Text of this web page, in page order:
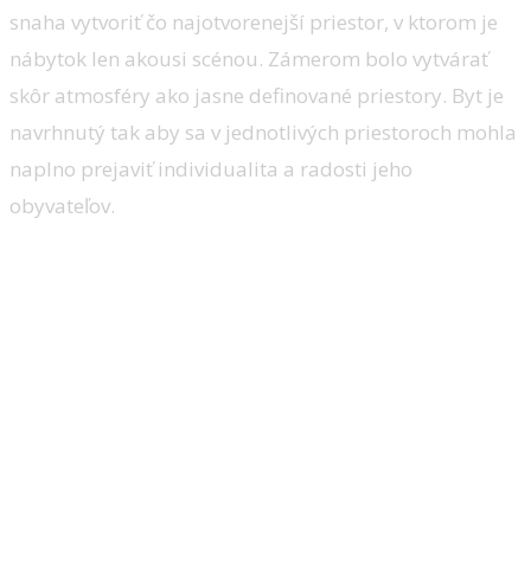
snaha vytvoriť čo najotvorenejší priestor, v ktorom je
nábytok len akousi scénou. Zámerom bolo vytvárať
skôr atmosféry ako jasne definované priestory. Byt je
navrhnutý tak aby sa v jednotlivých priestoroch mohla
naplno prejaviť individualita a radosti jeho
obyvateľov.